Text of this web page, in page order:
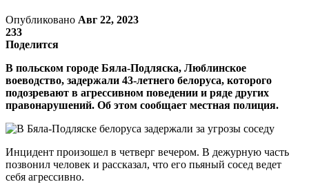
Опубликовано Авг 22, 2023
233
Поделится
В польском городе Бяла-Подляска, Люблинское
воеводство, задержали 43-летнего белоруса, которого
подозревают в агрессивном поведении и ряде других
правонарушений. Об этом сообщает местная полиция.
Инцидент произошел в четверг вечером. В дежурную часть
позвонил человек и рассказал, что его пьяный сосед ведет
себя агрессивно.